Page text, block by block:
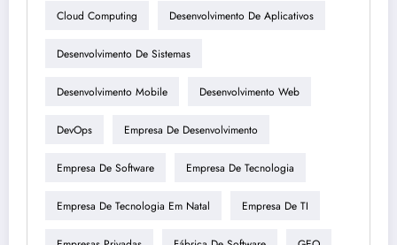
Cloud Computing Desenvolvimento De Aplicativos
Desenvolvimento De Sistemas
Desenvolvimento Mobile Desenvolvimento Web
DevOps Empresa De Desenvolvimento
Empresa De Software Empresa De Tecnologia
Empresa De Tecnologia Em Natal Empresa De TI